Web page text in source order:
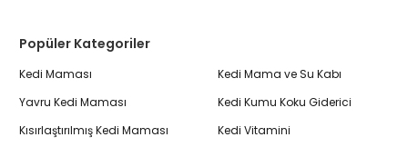
Popüler Kategoriler
Kedi Maması
Yavru Kedi Maması
Kısırlaştırılmış Kedi Maması
Kedi Mama ve Su Kabı
Kedi Kumu Koku Giderici
Kedi Vitamini